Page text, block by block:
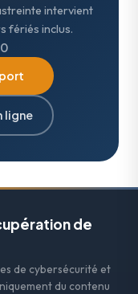
intervient
fériés inclus.
ligne
de
de cybersécurité et
du contenu